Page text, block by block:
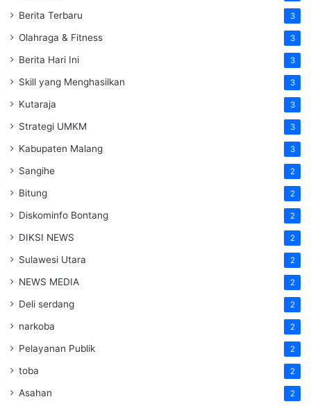
Berita Terbaru 3
Olahraga & Fitness 3
Berita Hari Ini 3
Skill yang Menghasilkan 3
Kutaraja 3
Strategi UMKM 3
Kabupaten Malang 3
Sangihe 2
Bitung 2
Diskominfo Bontang 2
DIKSI NEWS 2
Sulawesi Utara 2
NEWS MEDIA 2
Deli serdang 2
narkoba 2
Pelayanan Publik 2
toba 2
Asahan 2